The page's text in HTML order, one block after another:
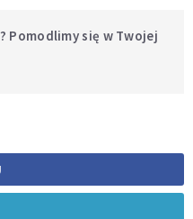
Pomodlimy się w Twojej